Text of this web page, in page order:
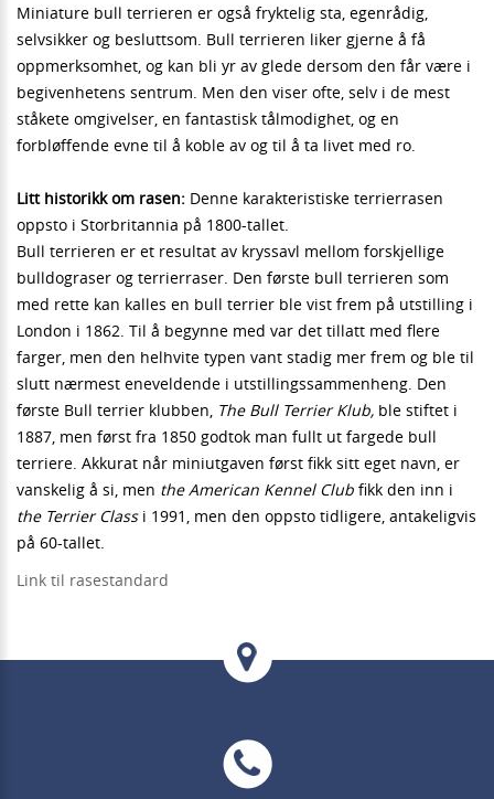
Miniature bull terrieren er også fryktelig sta, egenrådig,
selvsikker og besluttsom. Bull terrieren liker gjerne å få
oppmerksomhet, og kan bli yr av glede dersom den får være i
begivenhetens sentrum. Men den viser ofte, selv i de mest
ståkete omgivelser, en fantastisk tålmodighet, og en
forbløffende evne til å koble av og til å ta livet med ro.
Litt historikk om rasen: Denne karakteristiske terrierrasen
oppsto i Storbritannia på 1800-tallet.
Bull terrieren er et resultat av kryssavl mellom forskjellige
bulldograser og terrierraser. Den første bull terrieren som
med rette kan kalles en bull terrier ble vist frem på utstilling i
London i 1862. Til å begynne med var det tillatt med flere
farger, men den helhvite typen vant stadig mer frem og ble til
slutt nærmest eneveldende i utstillingssammenheng. Den
første Bull terrier klubben, The Bull Terrier Klub, ble stiftet i
1887, men først fra 1850 godtok man fullt ut fargede bull
terriere. Akkurat når miniutgaven først fikk sitt eget navn, er
vanskelig å si, men the American Kennel Club fikk den inn i
the Terrier Classi 1991, men den oppsto tidligere, antakeligvis
på 60-tallet.
Link til rasestandard